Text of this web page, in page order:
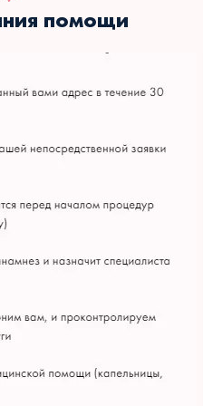
помощи